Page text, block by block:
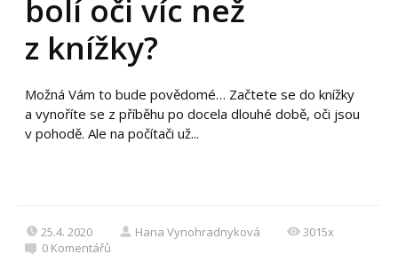
bolí oči víc než
z knížky?
Možná Vám to bude povědomé… Začtete se do knížky
a vynoříte se z příběhu po docela dlouhé době, oči jsou
v pohodě. Ale na počítači už...
25.4. 2020 Hana Vynohradnyková
3015x
0 Komentářů